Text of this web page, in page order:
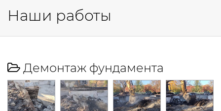
Наши работы
Демонтаж фундамента